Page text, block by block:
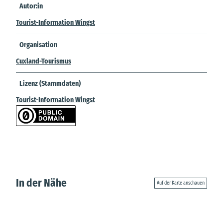
Autor:in
Tourist-Information Wingst
Organisation
Cuxland-Tourismus
Lizenz (Stammdaten)
Tourist-Information Wingst
In der Nähe Auf der Karte anschauen